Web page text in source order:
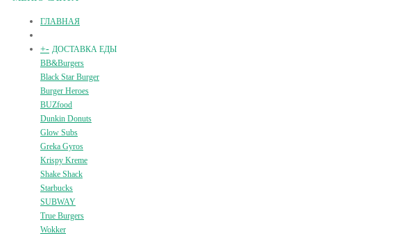
ГЛАВНАЯ
+- ДОСТАВКА ЕДЫ
BB&Burgers
Black Star Burger
Burger Heroes
BUZfood
Dunkin Donuts
Glow Subs
Greka Gyros
Krispy Kreme
Shake Shack
Starbucks
SUBWAY
True Burgers
Wokker